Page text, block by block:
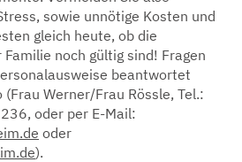
sowie unnötige Kosten und
gleich heute, ob die
noch gültig sind! Fragen
beantwortet
Werner/Frau Rössle, Tel.:
oder per E-Mail:
oder
).